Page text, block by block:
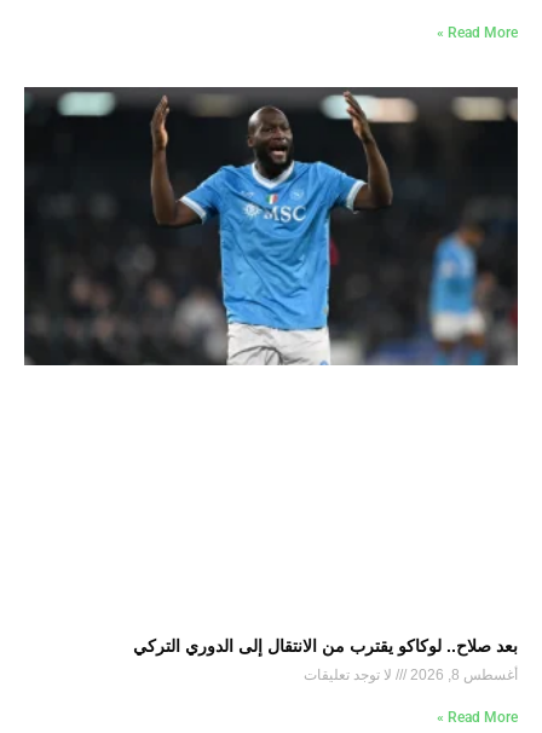
Read More »
بعد صلاح.. لوكاكو يقترب من الانتقال إلى الدوري التركي
أغسطس 8, 2026 لا توجد تعليقات
Read More »